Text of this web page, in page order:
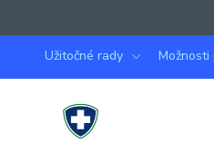
Užitočné rady